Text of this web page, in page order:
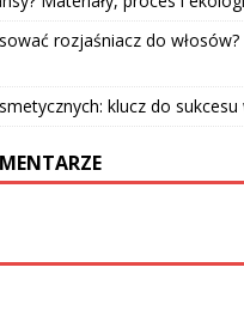
rozjaśniacz do
klucz do sukcesu